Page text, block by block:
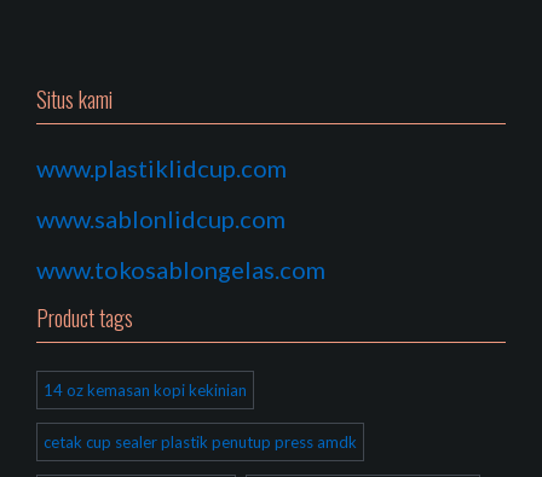
Situs kami
www.plastiklidcup.com
www.sablonlidcup.com
www.tokosablongelas.com
Product tags
14 oz kemasan kopi kekinian
cetak cup sealer plastik penutup press amdk